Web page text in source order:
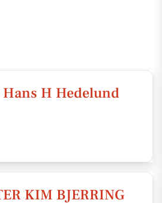
H Hedelund
KIM BJERRING